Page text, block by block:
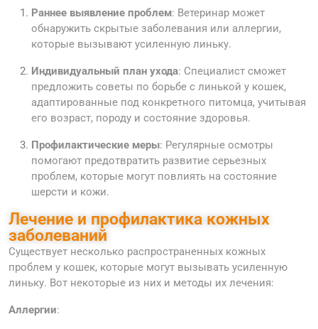
Раннее выявление проблем: Ветеринар может
обнаружить скрытые заболевания или аллергии,
которые вызывают усиленную линьку.
Индивидуальный план ухода: Специалист сможет
предложить советы по борьбе с линькой у кошек,
адаптированные под конкретного питомца, учитывая
его возраст, породу и состояние здоровья.
Профилактические меры: Регулярные осмотры
помогают предотвратить развитие серьезных
проблем, которые могут повлиять на состояние
шерсти и кожи.
Лечение и профилактика кожных
заболеваний
Существует несколько распространенных кожных
проблем у кошек, которые могут вызывать усиленную
линьку. Вот некоторые из них и методы их лечения:
Аллергии: